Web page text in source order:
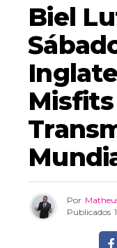
Biel
Por
Publicados